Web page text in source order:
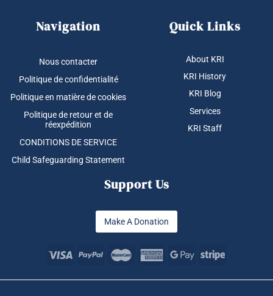
Navigation
Nous contacter
Politique de confidentialité
Politique en matière de cookies
Politique de retour et de
réexpédition
CONDITIONS DE SERVICE
Child Safeguarding Statement
Quick Links
About KRI
KRI History
KRI Blog
Services
KRI Staff
Support Us
Make A Donation